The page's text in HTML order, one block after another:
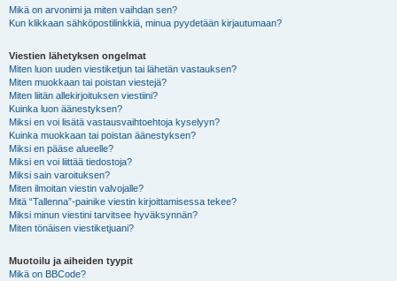
Mikä on arvonimi ja miten vaihdan sen?
Kun klikkaan sähköpostilinkkiä, minua pyydetään kirjautumaan?
Viestien lähetyksen ongelmat
Miten luon uuden viestiketjun tai lähetän vastauksen?
Miten muokkaan tai poistan viestejä?
Miten liitän allekirjoituksen viestiini?
Kuinka luon äänestyksen?
Miksi en voi lisätä vastausvaihtoehtoja kyselyyn?
Kuinka muokkaan tai poistan äänestyksen?
Miksi en pääse alueelle?
Miksi en voi liittää tiedostoja?
Miksi sain varoituksen?
Miten ilmoitan viestin valvojalle?
Mitä “Tallenna”-painike viestin kirjoittamisessa tekee?
Miksi minun viestini tarvitsee hyväksynnän?
Miten tönäisen viestiketjuani?
Muotoilu ja aiheiden tyypit
Mikä on BBCode?